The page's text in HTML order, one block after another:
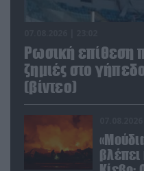
Ρωσική επίθεση
ζημιές στο
(βίντεο)